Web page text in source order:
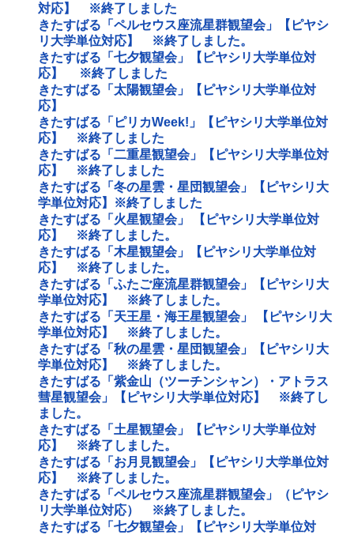
対応】 ※終了しました
きたすばる「ペルセウス座流星群観望会」【ピヤシ
リ大学単位対応】 ※終了しました。
きたすばる「七夕観望会」【ピヤシリ大学単位対
応】 ※終了しました
きたすばる「太陽観望会」【ピヤシリ大学単位対
応】
きたすばる「ピリカWeek!」【ピヤシリ大学単位対
応】 ※終了しました
きたすばる「二重星観望会」【ピヤシリ大学単位対
応】 ※終了しました
きたすばる「冬の星雲・星団観望会」【ピヤシリ大
学単位対応】※終了しました
きたすばる「火星観望会」 【ピヤシリ大学単位対
応】 ※終了しました。
きたすばる「木星観望会」【ピヤシリ大学単位対
応】 ※終了しました。
きたすばる「ふたご座流星群観望会」【ピヤシリ大
学単位対応】 ※終了しました。
きたすばる「天王星・海王星観望会」 【ピヤシリ大
学単位対応】 ※終了しました。
きたすばる「秋の星雲・星団観望会」【ピヤシリ大
学単位対応】 ※終了しました。
きたすばる「紫金山（ツーチンシャン）・アトラス
彗星観望会」【ピヤシリ大学単位対応】 ※終了し
ました。
きたすばる「土星観望会」【ピヤシリ大学単位対
応】 ※終了しました。
きたすばる「お月見観望会」【ピヤシリ大学単位対
応】 ※終了しました。
きたすばる「ペルセウス座流星群観望会」（ピヤシ
リ大学単位対応） ※終了しました。
きたすばる「七夕観望会」【ピヤシリ大学単位対